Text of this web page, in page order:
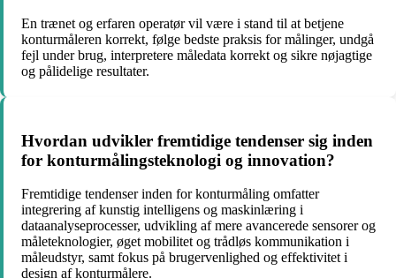
En trænet og erfaren operatør vil være i stand til at betjene
konturmåleren korrekt, følge bedste praksis for målinger, undgå
fejl under brug, interpretere måledata korrekt og sikre nøjagtige
og pålidelige resultater.
Hvordan udvikler fremtidige tendenser sig inden
for konturmålingsteknologi og innovation?
Fremtidige tendenser inden for konturmåling omfatter
integrering af kunstig intelligens og maskinlæring i
dataanalyseprocesser, udvikling af mere avancerede sensorer og
måleteknologier, øget mobilitet og trådløs kommunikation i
måleudstyr, samt fokus på brugervenlighed og effektivitet i
design af konturmålere.